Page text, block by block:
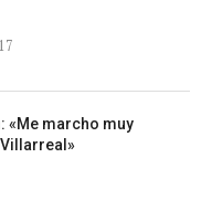
«Me marcho muy